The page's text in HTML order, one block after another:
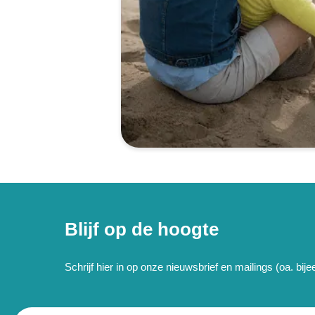
Blijf op de hoogte
Schrijf hier in op onze nieuwsbrief en mailings (oa.